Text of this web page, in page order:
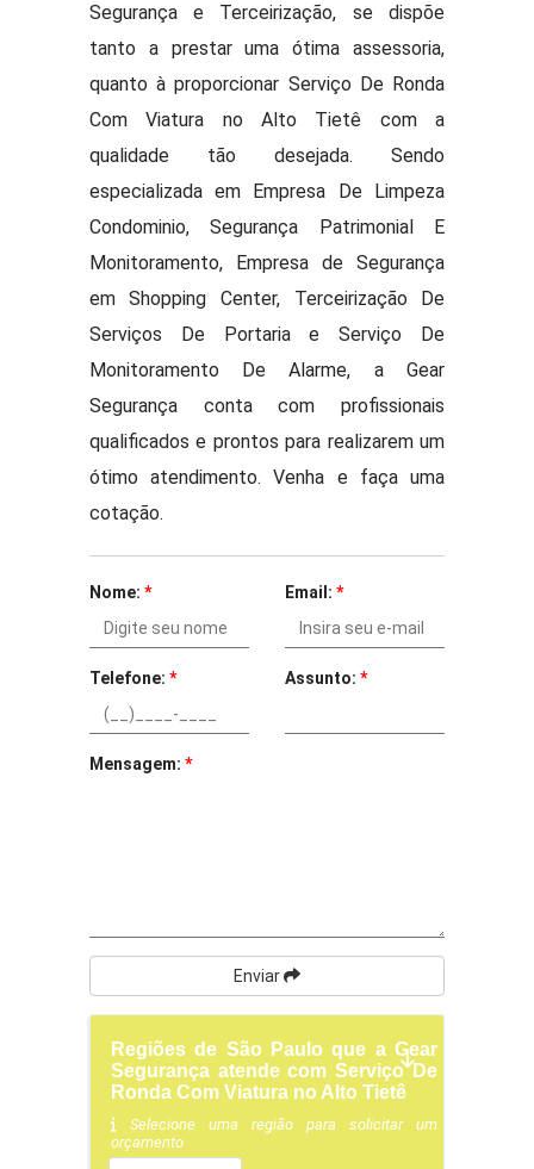
Segurança e Terceirização, se dispõe
tanto a prestar uma ótima assessoria,
quanto à proporcionar Serviço De Ronda
Com Viatura no Alto Tietê com a
qualidade tão desejada. Sendo
especializada em Empresa De Limpeza
Condominio, Segurança Patrimonial E
Monitoramento, Empresa de Segurança
em Shopping Center, Terceirização De
Serviços De Portaria e Serviço De
Monitoramento De Alarme, a Gear
Segurança conta com profissionais
qualificados e prontos para realizarem um
ótimo atendimento. Venha e faça uma
cotação.
Nome: * Email: *
Telefone: * Assunto: *
Mensagem: *
Enviar
Regiões de São Paulo que a Gear
Segurança atende com Serviço De
Ronda Com Viatura no Alto Tietê
Selecione uma região para solicitar um
orçamento